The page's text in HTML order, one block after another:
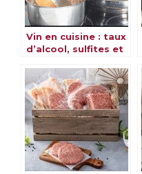
Vin en cuisine : taux
d’alcool, sulfites et
d’évaporation